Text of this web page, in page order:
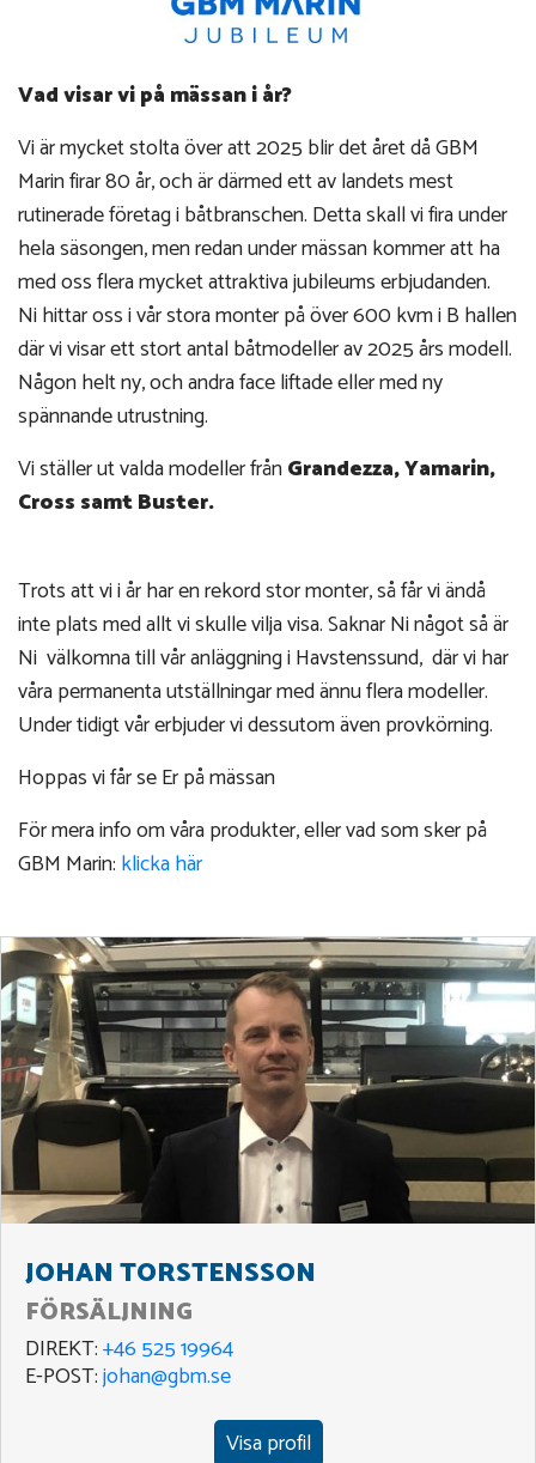
Vad visar vi på mässan i år?
Vi är mycket stolta över att 2025 blir det året då GBM
Marin firar 80 år, och är därmed ett av landets mest
rutinerade företag i båtbranschen. Detta skall vi fira under
hela säsongen, men redan under mässan kommer att ha
med oss flera mycket attraktiva jubileums erbjudanden.
Ni hittar oss i vår stora monter på över 600 kvm i B hallen
där vi visar ett stort antal båtmodeller av 2025 års modell.
Någon helt ny, och andra face liftade eller med ny
spännande utrustning.
Vi ställer ut valda modeller frånGrandezza, Yamarin,
Cross samt Buster.
Trots att vi i år har en rekord stor monter, så får vi ändå
inte plats med allt vi skulle vilja visa. Saknar Ni något så är
Ni välkomna till vår anläggning i Havstenssund, där vi har
våra permanenta utställningar med ännu flera modeller.
Under tidigt vår erbjuder vi dessutom även provkörning.
Hoppas vi får se Er på mässan
För mera info om våra produkter, eller vad som sker på
GBM Marin: klicka här
JOHAN TORSTENSSON
FÖRSÄLJNING
DIREKT:+46 525 19964
E-POST:johan@gbm.se
Visa profil